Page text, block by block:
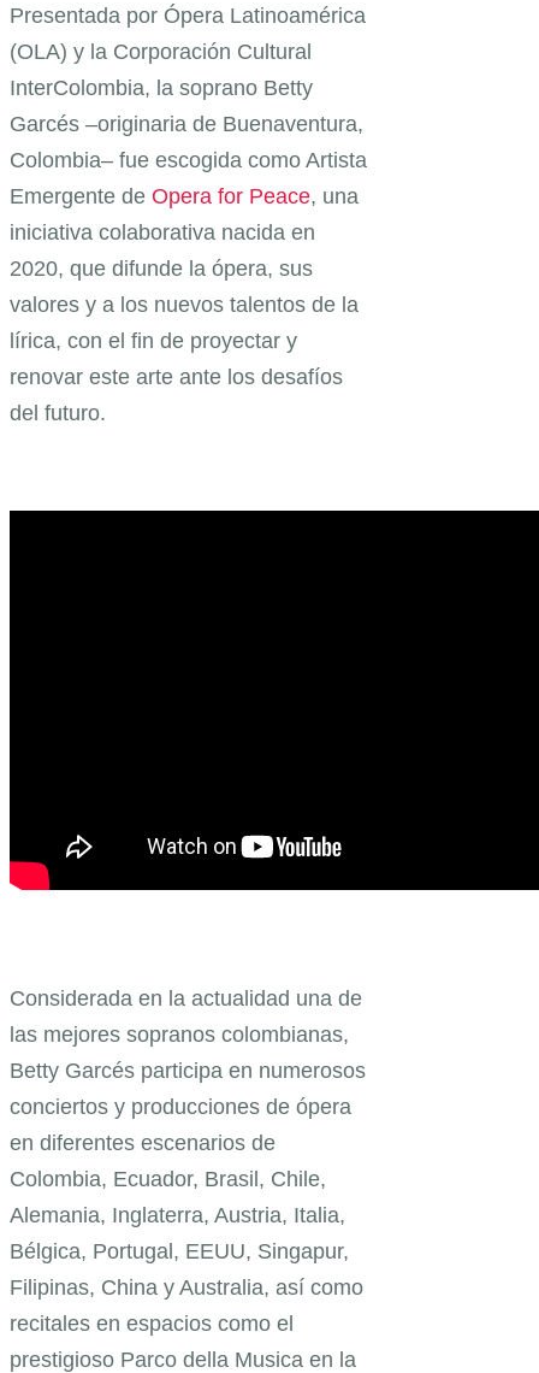
Presentada por Ópera Latinoamérica
(OLA) y la Corporación Cultural
InterColombia, la soprano Betty
Garcés –originaria de Buenaventura,
Colombia– fue escogida como Artista
Emergente de Opera for Peace, una
iniciativa colaborativa nacida en
2020, que difunde la ópera, sus
valores y a los nuevos talentos de la
lírica, con el fin de proyectar y
renovar este arte ante los desafíos
del futuro.
Considerada en la actualidad una de
las mejores sopranos colombianas,
Betty Garcés participa en numerosos
conciertos y producciones de ópera
en diferentes escenarios de
Colombia, Ecuador, Brasil, Chile,
Alemania, Inglaterra, Austria, Italia,
Bélgica, Portugal, EEUU, Singapur,
Filipinas, China y Australia, así como
recitales en espacios como el
prestigioso Parco della Musica en la